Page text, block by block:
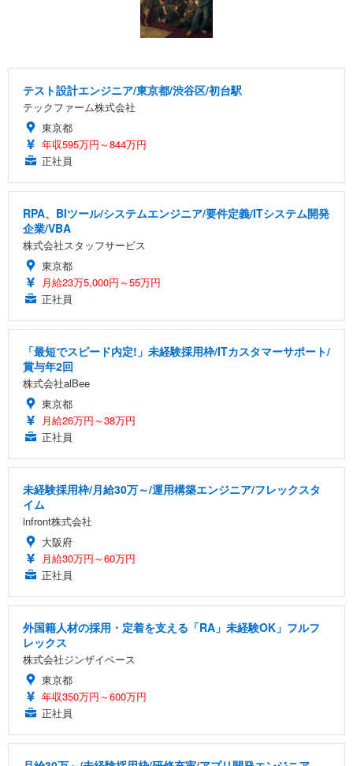
テスト設計エンジニア/東京都/渋谷区/初台駅
テックファーム株式会社
東京都
年収595万円～844万円
正社員
RPA、BIツール/システムエンジニア/要件定義/ITシステム開発
企業/VBA
株式会社スタッフサービス
東京都
月給23万5,000円～55万円
正社員
「最短でスピード内定!」未経験採用枠/ITカスタマーサポート/
賞与年2回
株式会社alBee
東京都
月給26万円～38万円
正社員
未経験採用枠/月給30万～/運用構築エンジニア/フレックスタ
イム
infront株式会社
大阪府
月給30万円～60万円
正社員
外国籍人材の採用・定着を支える「RA」未経験OK」フルフ
レックス
株式会社ジンザイベース
東京都
年収350万円～600万円
正社員